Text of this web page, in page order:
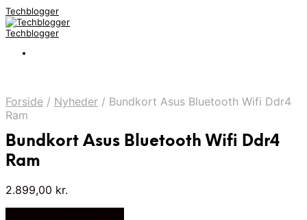
Techblogger
Techblogger
Forside / Nyheder / Bundkort Asus Bluetooth Wifi Ddr4
Ram
Bundkort Asus Bluetooth Wifi Ddr4
Ram
2.899,00 kr.